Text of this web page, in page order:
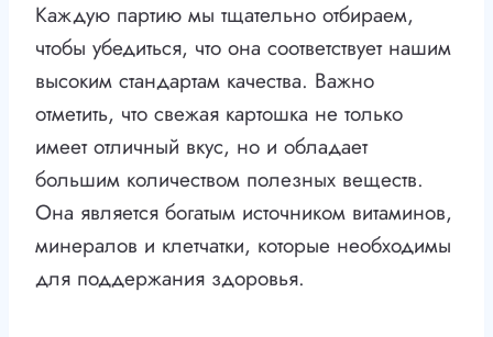
Каждую партию мы тщательно отбираем,
чтобы убедиться, что она соответствует нашим
высоким стандартам качества. Важно
отметить, что свежая картошка не только
имеет отличный вкус, но и обладает
большим количеством полезных веществ.
Она является богатым источником витаминов,
минералов и клетчатки, которые необходимы
для поддержания здоровья.